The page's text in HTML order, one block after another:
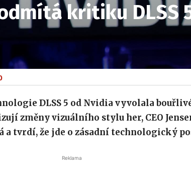
kritiku DLSS
DLSS 5 od Nvidia vyvolala
změny vizuálního stylu her, CEO
tvrdí, že jde o zásadní technologický
Reklama